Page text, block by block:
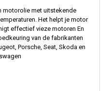
motorolie met uitstekende
Het helpt je motor
effectief vieze motoren En
van de fabrikanten
Porsche, Seat, Skoda en